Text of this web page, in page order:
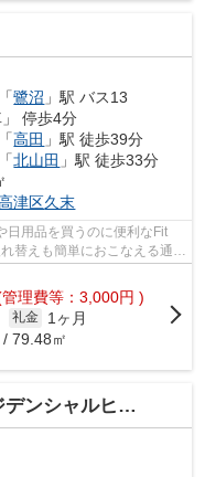
「鷺沼 」駅 バス13
停歩4分
「高田 」駅 徒歩39分
「北山田 」駅 徒歩33分
津区久末
日用品を買うのに便利なFit
替えも簡単におこなえる通風
理費等：3,000円 )
礼金
1ヶ月
79.48㎡
シャルヒルズ